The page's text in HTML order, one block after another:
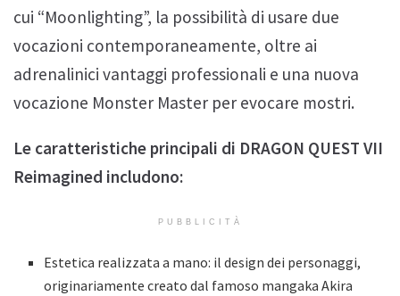
cui “Moonlighting”, la possibilità di usare due
vocazioni contemporaneamente, oltre ai
adrenalinici vantaggi professionali e una nuova
vocazione Monster Master per evocare mostri.
Le caratteristiche principali di DRAGON QUEST VII
Reimagined includono:
PUBBLICITÀ
Estetica realizzata a mano: il design dei personaggi,
originariamente creato dal famoso mangaka Akira